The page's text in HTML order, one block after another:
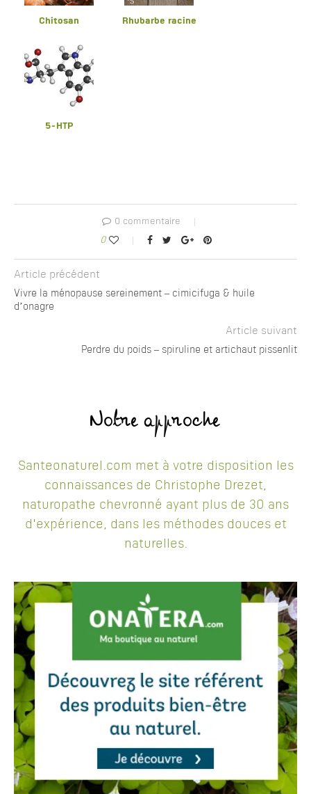
Chitosan Rhubarbe racine
5-HTP
0 commentaire
0
Article précédent
Vivre la ménopause sereinement – cimicifuga & huile
d’onagre
Article suivant
Perdre du poids – spiruline et artichaut pissenlit
Notre approche
Santeonaturel.com met à votre disposition les
connaissances de Christophe Drezet,
naturopathe chevronné ayant plus de 30 ans
d'expérience, dans les méthodes douces et
naturelles.